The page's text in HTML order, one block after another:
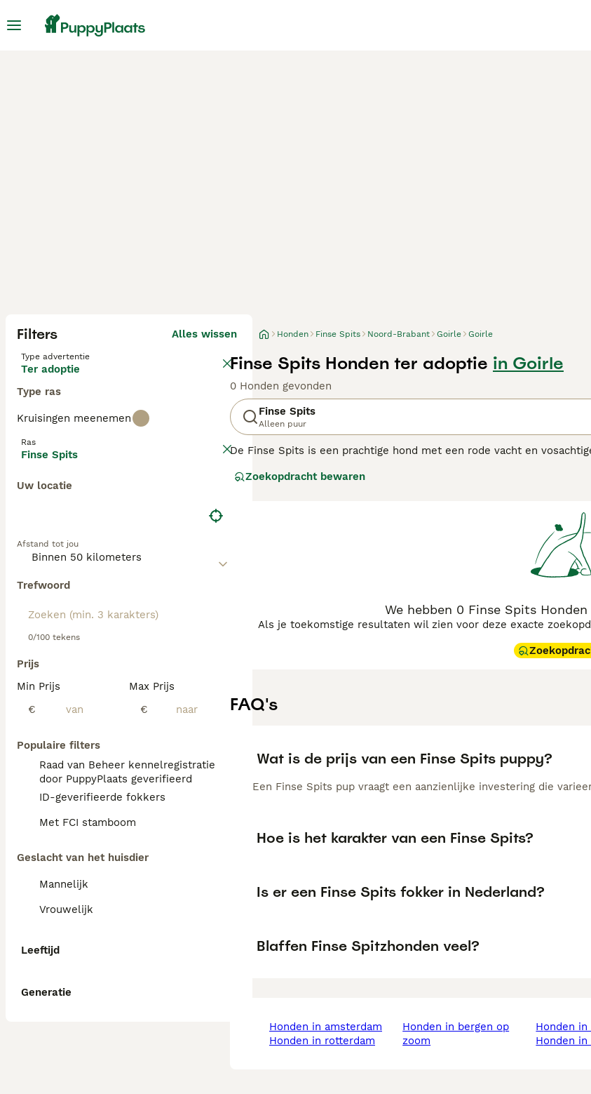
Filters Alles wissen
Type advertentie
Ter adoptie
Type ras
Kruisingen meenemen
Ras
Finse Spits
Uw locatie
Afstand tot jou
Trefwoord
0/100 tekens
Prijs
Min Prijs
€
Max Prijs
€
Populaire filters
Raad van Beheer kennelregistratie
door PuppyPlaats geverifieerd
ID-geverifieerde fokkers
Met FCI stamboom
Geslacht van het huisdier
Mannelijk
Vrouwelijk
Leeftijd
Generatie
Honden Finse Spits Noord-Brabant Goirle Goirle
Finse Spits Honden ter adoptie in Goirle
0 Honden gevonden
Finse Spits
Alleen puur
De Finse Spits is een prachtige hond met een rode vacht en
aard. Ze lijken een natuurlijke affiniteit met kinderen te hebben. Dit
Zoekopdracht bewaren
We hebben 0 Finse Spits
Als je toekomstige resultaten wil zien voor deze exacte
FAQ's
Wat is de prijs van een Finse Spits puppy?
Een Finse Spits pup vraagt een aanzienlijke investering die
Hoe is het karakter van een Finse Spits?
Is er een Finse Spits fokker in Nederland?
Blaffen Finse Spitzhonden veel?
honden in amsterdam
honden in rotterdam
honden in bergen op
zoom
honden
honden